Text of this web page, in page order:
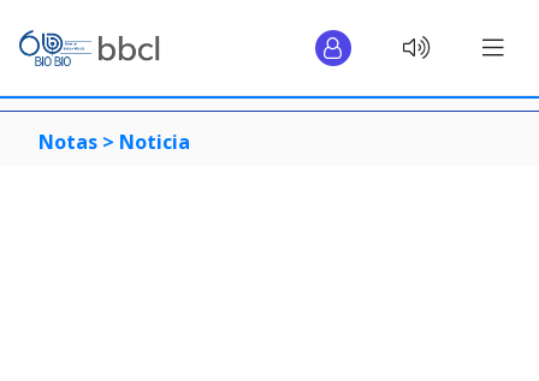
Notas > Noticia